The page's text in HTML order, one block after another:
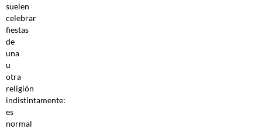
suelen
celebrar
fiestas
de
una
u
otra
religión
indistintamente:
es
normal